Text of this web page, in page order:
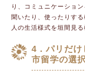
り、コミュニケーショ
聞いたり、使ったりす
人の生活様式を垣間見る
4．パリだ
市留学の選